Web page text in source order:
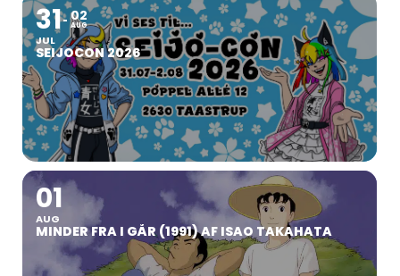
31
JUL
02
AUG
SEIJOCON 2026
01
AUG
MINDER FRA I GÅR (1991) AF ISAO TAKAHATA